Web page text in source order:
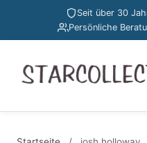
Seit über 30
Persönliche